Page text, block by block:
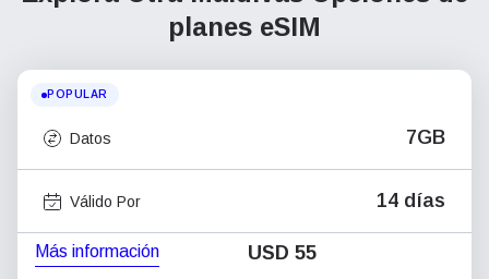
planes eSIM
POPULAR
Datos 7GB
Válido Por 14 días
Más información USD 55